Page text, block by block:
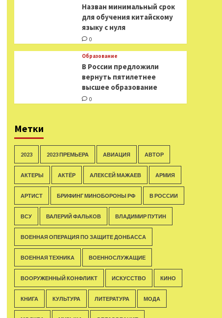
Назван минимальный срок
для обучения китайскому
языку с нуля
0
Образование
В России предложили
вернуть пятилетнее
высшее образование
0
Метки
2023 2023 ПРЕМЬЕРА АВИАЦИЯ АВТОР
АКТЕРЫ АКТЁР АЛЕКСЕЙ МАЖАЕВ АРМИЯ
АРТИСТ БРИФИНГ МИНОБОРОНЫ РФ В РОССИИ
ВСУ ВАЛЕРИЙ ФАЛЬКОВ ВЛАДИМИР ПУТИН
ВОЕННАЯ ОПЕРАЦИЯ ПО ЗАЩИТЕ ДОНБАССА
ВОЕННАЯ ТЕХНИКА ВОЕННОСЛУЖАЩИЕ
ВООРУЖЕННЫЙ КОНФЛИКТ ИСКУССТВО КИНО
КНИГА КУЛЬТУРА ЛИТЕРАТУРА МОДА